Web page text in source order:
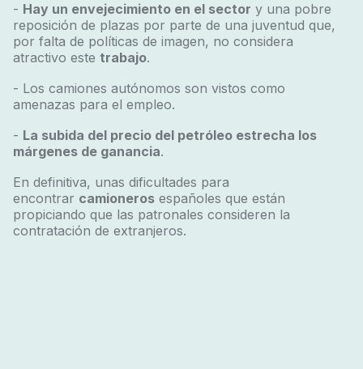
- Hay un envejecimiento en el sector y una pobre
reposición de plazas por parte de una juventud que,
por falta de políticas de imagen, no considera
atractivo este trabajo.
- Los camiones autónomos son vistos como
amenazas para el empleo.
- La subida del precio del petróleo estrecha los
márgenes de ganancia.
En definitiva, unas dificultades para
encontrar camionerosespañoles que están
propiciando que las patronales consideren la
contratación de extranjeros.